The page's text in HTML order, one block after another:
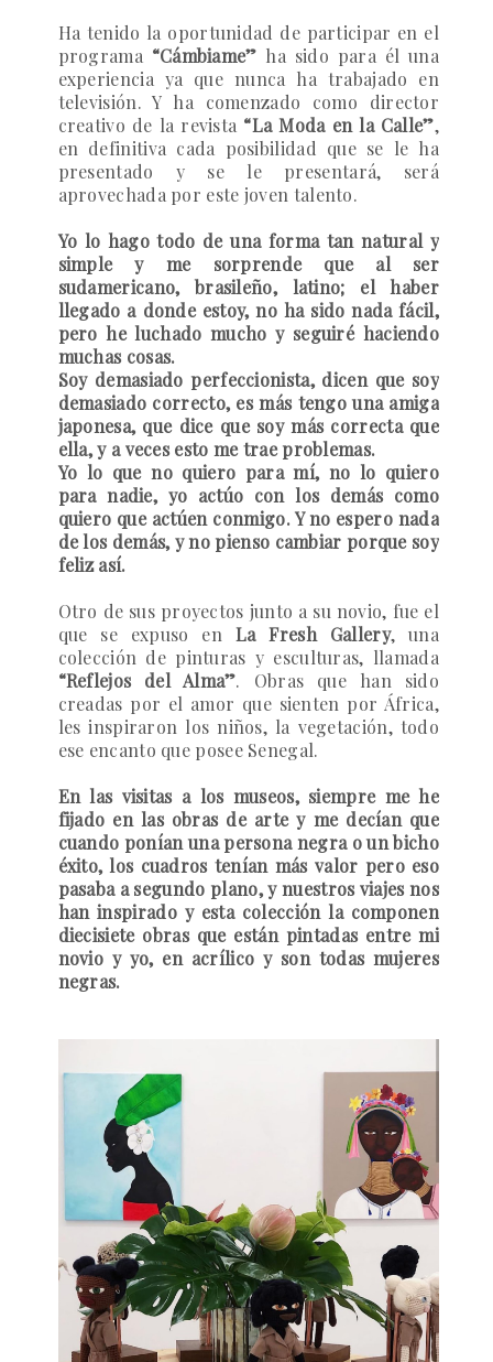
Ha tenido la oportunidad de participar en el
programa “Cámbiame” ha sido para él una
experiencia ya que nunca ha trabajado en
televisión. Y ha comenzado como director
creativo de la revista “La Moda en la Calle”,
en definitiva cada posibilidad que se le ha
presentado y se le presentará, será
aprovechada por este joven talento.
Yo lo hago todo de una forma tan natural y
simple y me sorprende que al ser
sudamericano, brasileño, latino; el haber
llegado a donde estoy, no ha sido nada fácil,
pero he luchado mucho y seguiré haciendo
muchas cosas.
Soy demasiado perfeccionista, dicen que soy
demasiado correcto, es más tengo una amiga
japonesa, que dice que soy más correcta que
ella, y a veces esto me trae problemas.
Yo lo que no quiero para mí, no lo quiero
para nadie, yo actúo con los demás como
quiero que actúen conmigo. Y no espero nada
de los demás, y no pienso cambiar porque soy
feliz así.
Otro de sus proyectos junto a su novio, fue el
que se expuso en La Fresh Gallery, una
colección de pinturas y esculturas, llamada
“Reflejos del Alma”. Obras que han sido
creadas por el amor que sienten por África,
les inspiraron los niños, la vegetación, todo
ese encanto que posee Senegal.
En las visitas a los museos, siempre me he
fijado en las obras de arte y me decían que
cuando ponían una persona negra o un bicho
éxito, los cuadros tenían más valor pero eso
pasaba a segundo plano, y nuestros viajes nos
han inspirado y esta colección la componen
diecisiete obras que están pintadas entre mi
novio y yo, en acrílico y son todas mujeres
negras.